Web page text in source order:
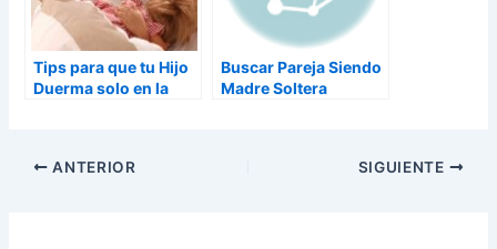
Tips para que tu Hijo
Duerma solo en la
Buscar Pareja Siendo
Madre Soltera
ANTERIOR SIGUIENTE